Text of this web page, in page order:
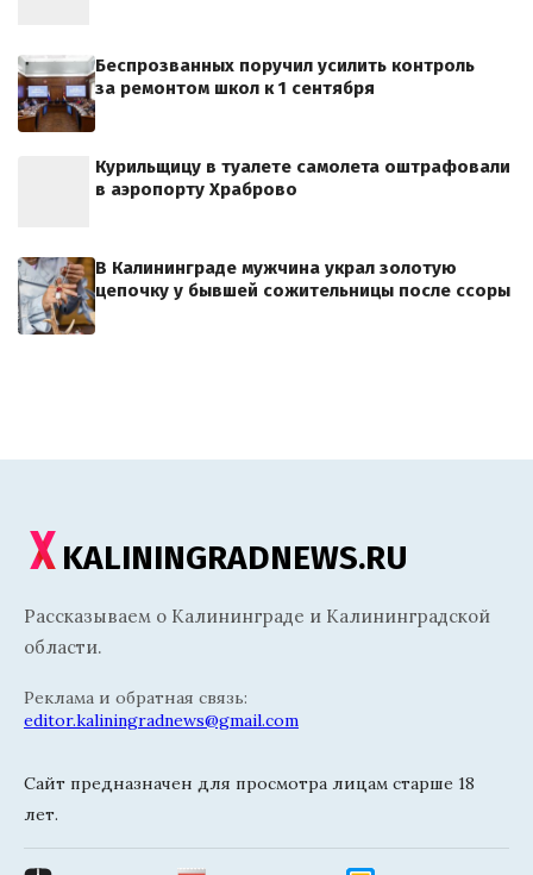
Беспрозванных поручил усилить контроль
за ремонтом школ к 1 сентября
Курильщицу в туалете самолета оштрафовали
в аэропорту Храброво
В Калининграде мужчина украл золотую
цепочку у бывшей сожительницы после ссоры
KALININGRADNEWS.RU
Рассказываем о Калининграде и Калининградской
области.
Реклама и обратная связь:
editor.kaliningradnews@gmail.com
Сайт предназначен для просмотра лицам старше 18
лет.